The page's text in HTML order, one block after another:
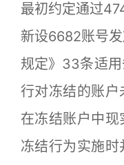
最初约定通过
新设6682账号
规定》33条适
行对冻结的账户
在冻结账户中
冻结行为实施